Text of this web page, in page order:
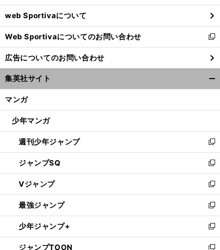
ウ
で
開
く
web Sportivaについて
Web Sportivaについてのお問い合わせ
新
し
い
ウ
ィ
ン
ウ
開
く
広告についてのお問い合わせ
集英社サイト
マンガ
少年マンガ
週刊少年ジャンプ
新
し
い
ウ
ィ
ン
ド
ウ
で
開
く
ジャンプSQ
新
し
い
ウ
ィ
ン
ド
ウ
で
Vジャンプ
新
し
い
ウ
ィ
ン
ド
最強ジャンプ
新
し
い
ウ
少年ジャンプ+
新
し
ジャンプTOON